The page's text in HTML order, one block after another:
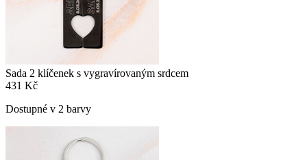
Sada 2 klíčenek s vygravírovaným srdcem
431 Kč
Dostupné v 2 barvy